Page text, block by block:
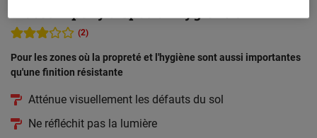
(2)
Pour les zones où la propreté et l'hygiène sont aussi importantes
qu'une finition résistante
Atténue visuellement les défauts du sol
Ne réfléchit pas la lumière